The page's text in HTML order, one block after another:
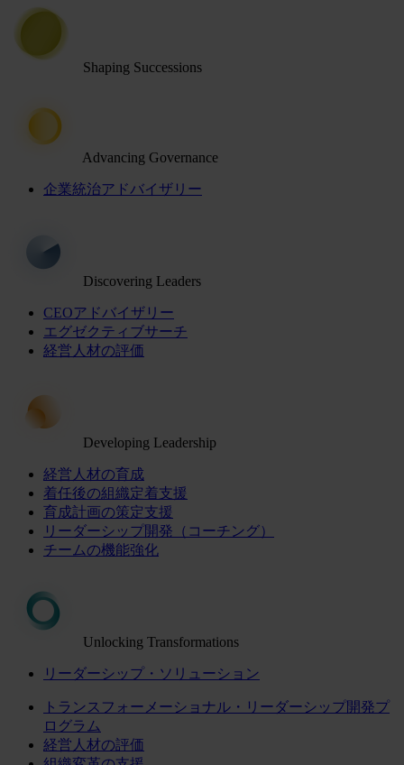
Shaping Successions
Advancing Governance
企業統治アドバイザリー
Discovering Leaders
CEOアドバイザリー
エグゼクティブサーチ
経営人材の評価
Developing Leadership
経営人材の育成
着任後の組織定着支援
育成計画の策定支援
リーダーシップ開発（コーチング）
チームの機能強化
Unlocking Transformations
リーダーシップ・ソリューション
トランスフォーメーショナル・リーダーシップ開発プ
ログラム
経営人材の評価